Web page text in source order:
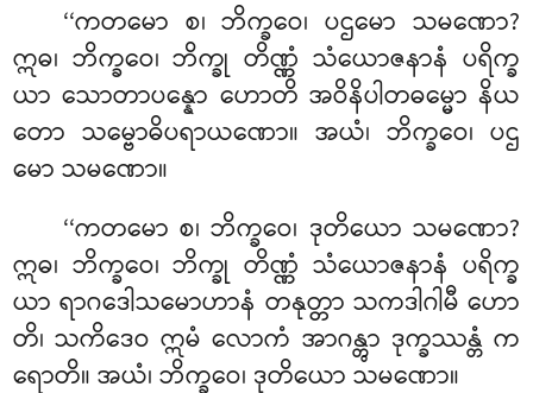
‘‘ကတမော စ၊ ဘိက္ခဝေ၊ ပဌမော သမဏော?
ဣဓ၊ ဘိက္ခဝေ၊ ဘိက္ခု တိဏ္ဏံ သံယောဇနာနံ ပရိက္ခ
ယာ သောတာပန္နော ဟောတိ အဝိနိပါတဓမ္မော နိယ
တော သမ္ဗောဓိပရာယဏော။ အယံ၊ ဘိက္ခဝေ၊ ပဌ
မော သမဏော။
‘‘ကတမောစ၊ ဘိက္ခဝေ၊ ဒုတိယော သမဏော?
ဣဓ၊ ဘိက္ခဝေ၊ ဘိက္ခု တိဏ္ဏံ သံယောဇနာနံ ပရိက္ခ
ယာ ရာဂဒေါသမောဟာနံ တနုတ္တာ သကဒါဂါမီ ဟော
တိ၊ သကိဒေဝ ဣမံ လောကံ အာဂန္တွာ ဒုက္ခဿန္တံ က
ရောတိ။ အယံ၊ ဘိက္ခဝေ၊ ဒုတိယော သမဏော။